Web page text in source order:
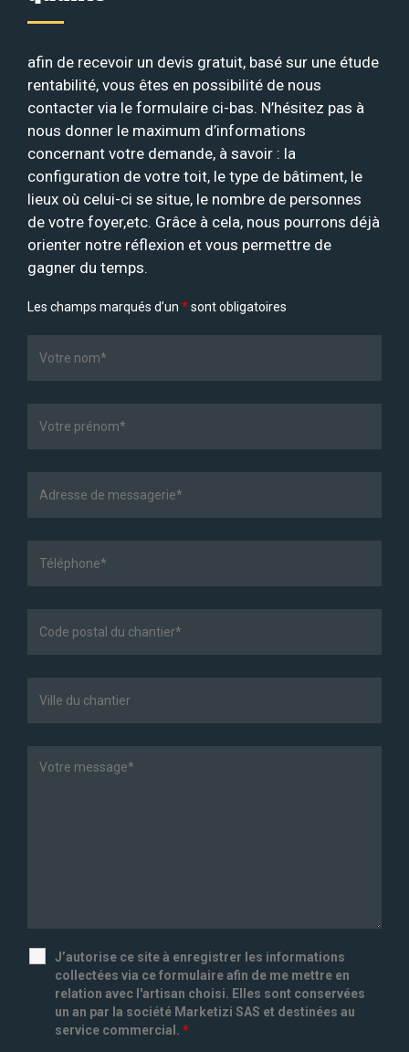
afin de recevoir un devis gratuit, basé sur une étude
rentabilité, vous êtes en possibilité de nous
contacter via le formulaire ci-bas. N’hésitez pas à
nous donner le maximum d’informations
concernant votre demande, à savoir : la
configuration de votre toit, le type de bâtiment, le
lieux où celui-ci se situe, le nombre de personnes
de votre foyer,etc. Grâce à cela, nous pourrons déjà
orienter notre réflexion et vous permettre de
gagner du temps.
Les champs marqués d’un *sont obligatoires
J’autorise ce site à enregistrer les informations
collectées via ce formulaire afin de me mettre en
relation avec l'artisan choisi. Elles sont conservées
un an par la société Marketizi SAS et destinées au
service commercial. *